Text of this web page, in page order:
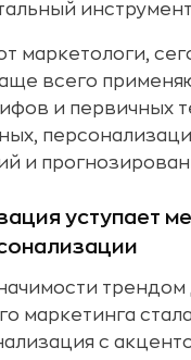
маркетологи,
всего
и первичных
и
уступает
трендом
маркетинга стала
с